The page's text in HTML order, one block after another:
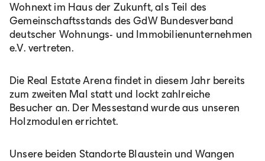
Wohnext im Haus der Zukunft, als Teil des
Gemeinschaftsstands des GdW Bundesverband
deutscher Wohnungs- und Immobilienunternehmen
e.V. vertreten.
Die Real Estate Arena findet in diesem Jahr bereits
zum zweiten Mal statt und lockt zahlreiche
Besucher an. Der Messestand wurde aus unseren
Holzmodulen errichtet.
Unsere beiden Standorte Blaustein und Wangen